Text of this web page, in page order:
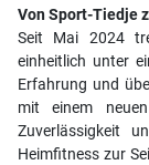
Von Sport-Tiedje
Seit Mai 2024
einheitlich unter
Erfahrung und
mit einem
Zuverlässigkeit
Heimfitness zur